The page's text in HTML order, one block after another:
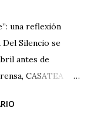
una reflexión
Silencio se
antes de
CASATEA
25 y 26 de abril de
en una gira